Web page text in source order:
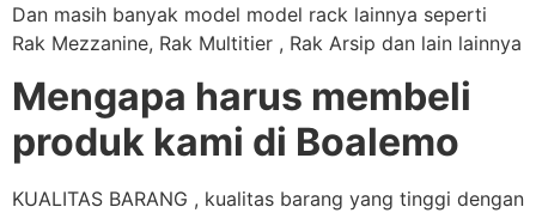
Dan masih banyak model model rack lainnya seperti
Rak Mezzanine, Rak Multitier , Rak Arsip dan lain lainnya
Mengapa harus membeli
produk kami di Boalemo
KUALITAS BARANG , kualitas barang yang tinggi dengan